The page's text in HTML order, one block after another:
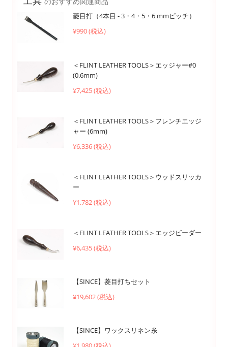
菱目打（4本目 - 3・4・5・6 mmピッチ）
¥990 (税込)
＜FLINT LEATHER TOOLS＞エッジャー#0
(0.6mm)
¥7,425 (税込)
＜FLINT LEATHER TOOLS＞フレンチエッジ
ャー (6mm)
¥6,336 (税込)
＜FLINT LEATHER TOOLS＞ウッドスリッカ
ー
¥1,782 (税込)
＜FLINT LEATHER TOOLS＞エッジビーダー
¥6,435 (税込)
【SINCE】菱目打ちセット
¥19,602 (税込)
【SINCE】ワックスリネン糸